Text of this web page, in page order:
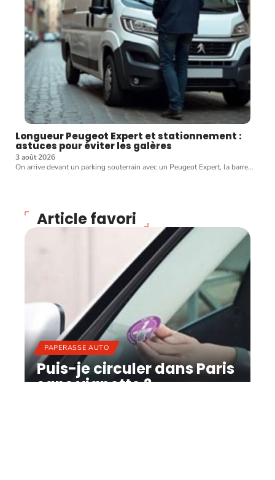
Longueur Peugeot Expert et stationnement :
astuces pour éviter les galères
3 août 2026
On arrive devant un parking souterrain avec un Peugeot Expert, la barre…
Article favori
PAPERASSE AUTO
Puis-je circuler dans Paris
sans vignette ?